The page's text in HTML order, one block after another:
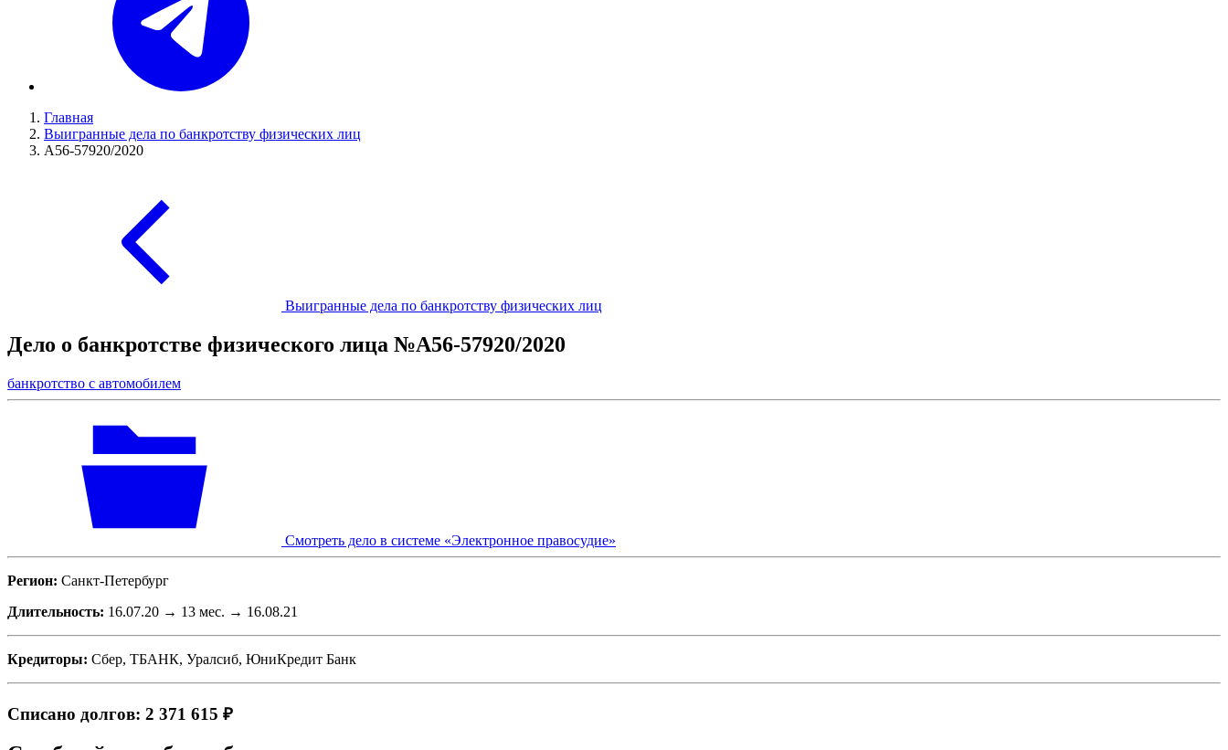
Главная
Выигранные дела по банкротству физических лиц
А56-57920/2020
Выигранные дела по банкротству физических лиц
Дело о банкротстве физического лица №А56-57920/2020
банкротство с автомобилем
Смотреть дело в системе «Электронное правосудие»
Регион: Санкт-Петербург
Длительность: 16.07.20 → 13 мес. → 16.08.21
Кредиторы: Сбер, ТБАНК, Уралсиб, ЮниКредит Банк
Списано долгов: 2 371 615 ₽